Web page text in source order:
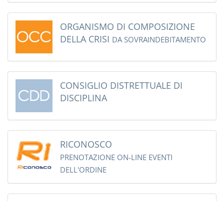
ORGANISMO DI COMPOSIZIONE
DELLA CRISI DA SOVRAINDEBITAMENTO
CONSIGLIO DISTRETTUALE DI
DISCIPLINA
RICONOSCO
PRENOTAZIONE ON-LINE EVENTI
DELL'ORDINE